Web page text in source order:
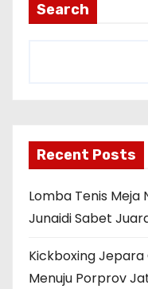
Search
Recent Posts
Lomba Tenis Meja
Junaidi Sabet
Kickboxing
Menuju Porprov